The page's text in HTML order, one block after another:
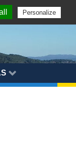
Personalize